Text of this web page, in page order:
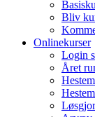
Bliv
Onlinekurser
Login
Året